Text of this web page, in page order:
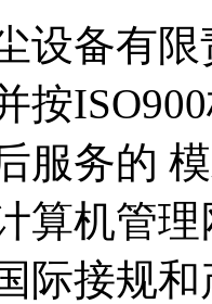
设备有
按
服务的
算机管
际接规